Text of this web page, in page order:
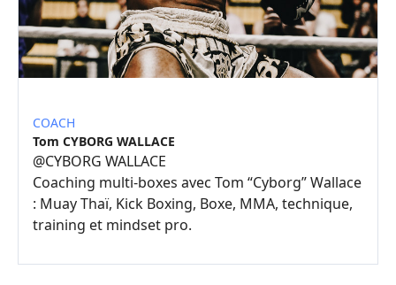
COACH
Tom CYBORG WALLACE
@CYBORG WALLACE
Coaching multi-boxes avec Tom “Cyborg” Wallace
: Muay Thaï, Kick Boxing, Boxe, MMA, technique,
training et mindset pro.